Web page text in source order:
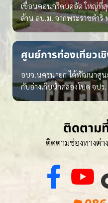
เขื่อนคอนกรีตบดอัด ใหญ่ที่สุ
ล้าน ลบ.ม. จากพระราชดำริ
ศูนย์การท่องเที่ยวเ
อบจ.นครนายก ได้พัฒนาศูนย์
กับอ่างเก็บน้ำคลองโบด จปร
ติดตาม
ติดตามช่องทางต่า